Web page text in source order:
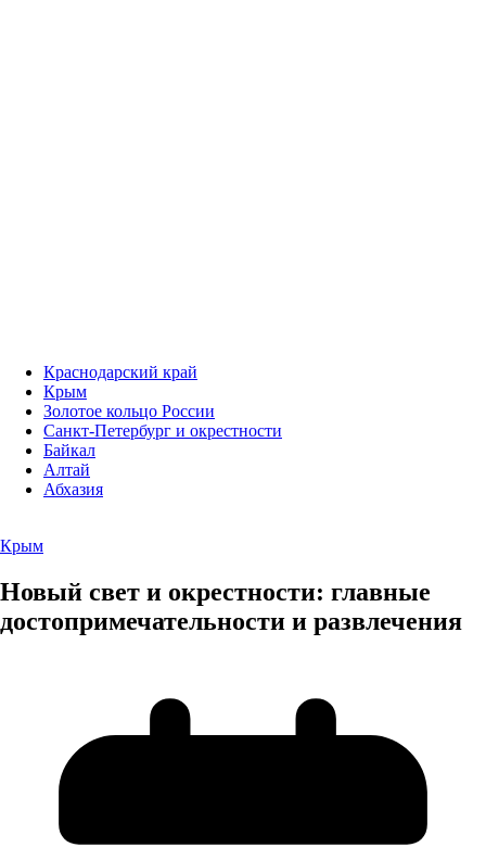
Краснодарский край
Крым
Золотое кольцо России
Санкт-Петербург и окрестности
Байкал
Алтай
Абхазия
Крым
Новый свет и окрестности: главные
достопримечательности и развлечения